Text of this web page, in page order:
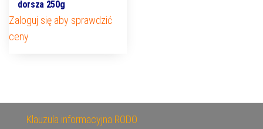
dorsza 250g
Zaloguj się aby sprawdzić
ceny
Klauzula informacyjna RODO